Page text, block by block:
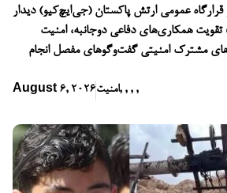
قرارگاه عمومی ارتش پاکستان (جی‌ایچ‌کیو) دیدار
همکاری‌های دفاعی دوجانبه، امنیت
مشترک امنیتی گفت‌وگوهای مفصل انجام
August 6, 2026امنیت, , , ,